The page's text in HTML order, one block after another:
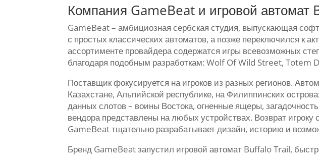
Компания GameBeat и игровой автомат
GameBeat – амбициозная сербская студия, выпускающая
с простых классических автоматов, а позже переключился к
ассортименте провайдера содержатся игры всевозможных
благодаря подобным разработкам: Wolf Of Wild Street, Totem
Поставщик фокусируется на игроков из разных регионов.
Казахстане, Альпийской республике, на Филиппинских
данных слотов – воины Востока, огненные ящеры,
вендора представлены на любых устройствах. Возврат
GameBeat тщательно разрабатывает дизайн, историю и
Бренд GameBeat запустил игровой автомат Buffalo Trail,